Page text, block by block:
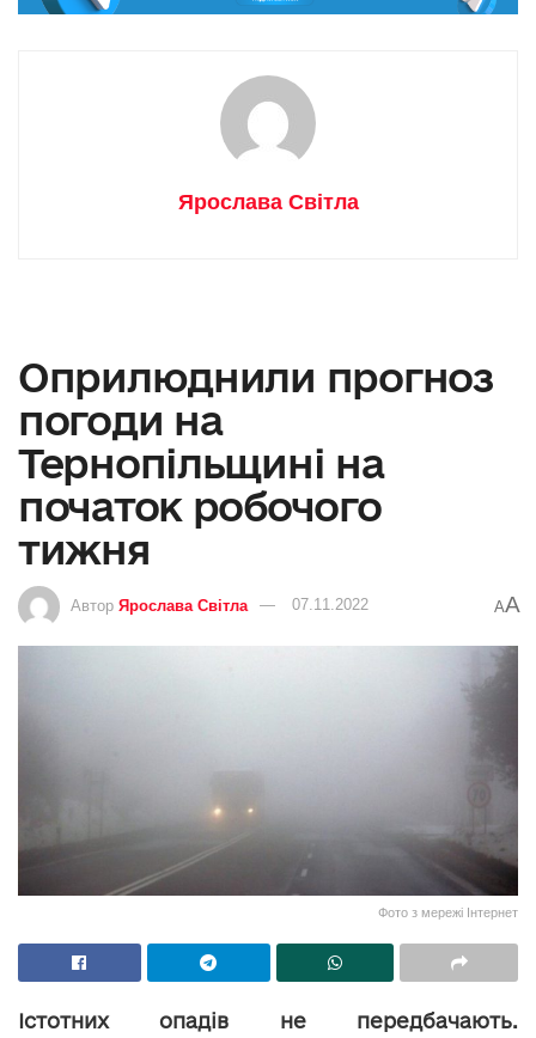
Ярослава Світла
Оприлюднили прогноз
погоди на
Тернопільщині на
початок робочого
тижня
Автор Ярослава Світла 07.11.2022 AA
Фото з мережі Інтернет
Істотних опадів не передбачають.